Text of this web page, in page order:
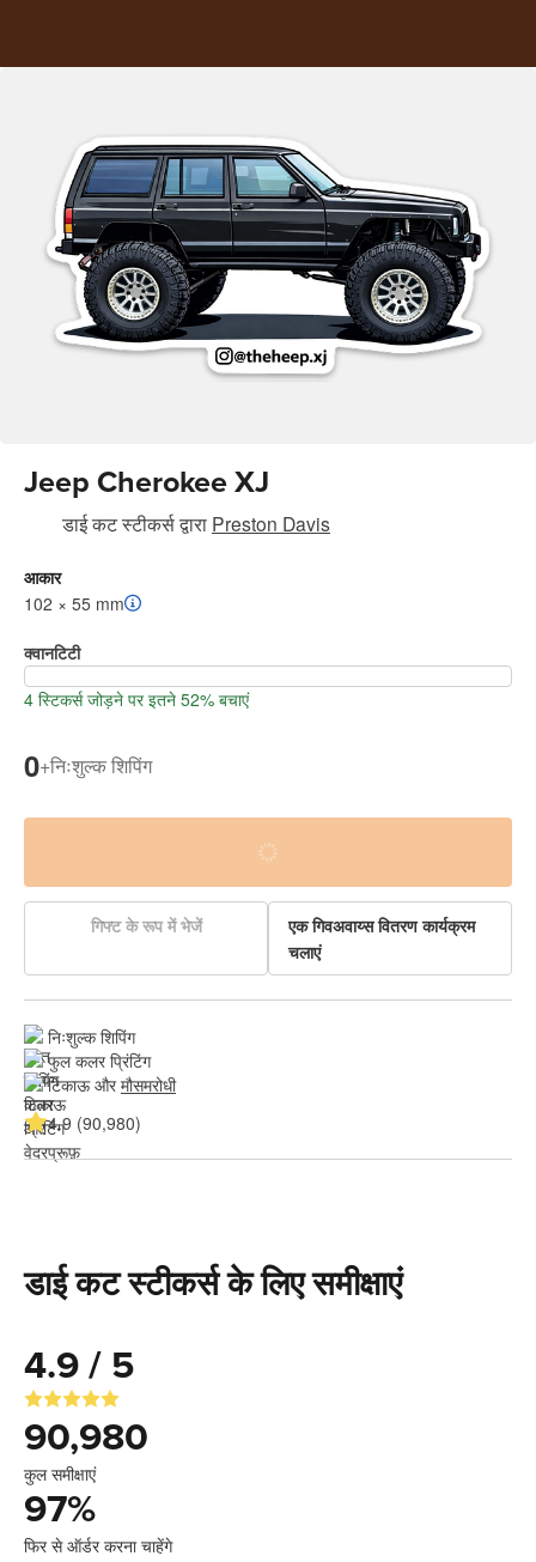
Jeep Cherokee XJ
डाई कट स्टीकर्सद्वारा Preston Davis
आकार
102 × 55 mm
क्वानटिटी
4 स्टिकर्स जोड़ने पर इतने 52% बचाएं
0+निःशुल्क शिपिंग
गिफ्ट के रूप में भेजें
एक गिवअवाय्स वितरण कार्यक्रम
चलाएं
निःशुल्क शिपिंग
फुल कलर प्रिंटिंग
टिकाऊ और मौसमरोधी
4.9 (90,980)
डाई कट स्टीकर्स के लिए समीक्षाएं
4.9 / 5
90,980
कुल समीक्षाएं
97%
फिर से ऑर्डर करना चाहेंगे